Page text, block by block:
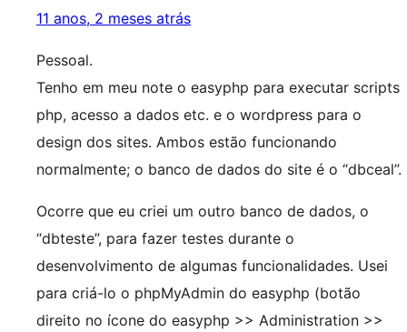
11 anos, 2 meses atrás
Pessoal.
Tenho em meu note o easyphp para executar scripts
php, acesso a dados etc. e o wordpress para o
design dos sites. Ambos estão funcionando
normalmente; o banco de dados do site é o “dbceal”.
Ocorre que eu criei um outro banco de dados, o
“dbteste”, para fazer testes durante o
desenvolvimento de algumas funcionalidades. Usei
para criá-lo o phpMyAdmin do easyphp (botão
direito no ícone do easyphp >> Administration >>